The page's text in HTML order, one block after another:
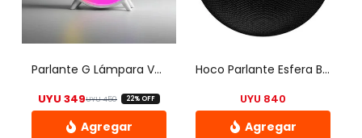
se
pueden
elegir
la
página
Parlante G Lámpara Veladora Led Rgb Bluetooth Batería – Uh
UYU450El precio original era: UYU 450.
UYU 349 El precio actual es: UYU 349.
22% OFF
Hoco Parlante Esfera Bluetooth Bs45 Color Negro
UYU 840